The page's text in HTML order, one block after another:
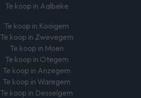
Te koop in Aalbeke
Te koop in Kooigem
Te koop in Zwevegem
Te koop in Moen
Te koop in Otegem
Te koop in Anzegem
Te koop in Waregem
Te koop in Desselgem